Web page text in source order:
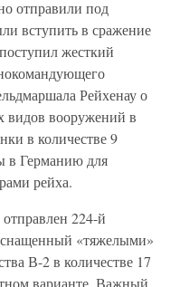
отправили под
вступить в сражение
жесткий
Рейхенау о
видов вооружений в
в количестве 9
в Германию для
рейха.
224-й
«тяжелыми»
В-2 в количестве 17
варианте. Важный